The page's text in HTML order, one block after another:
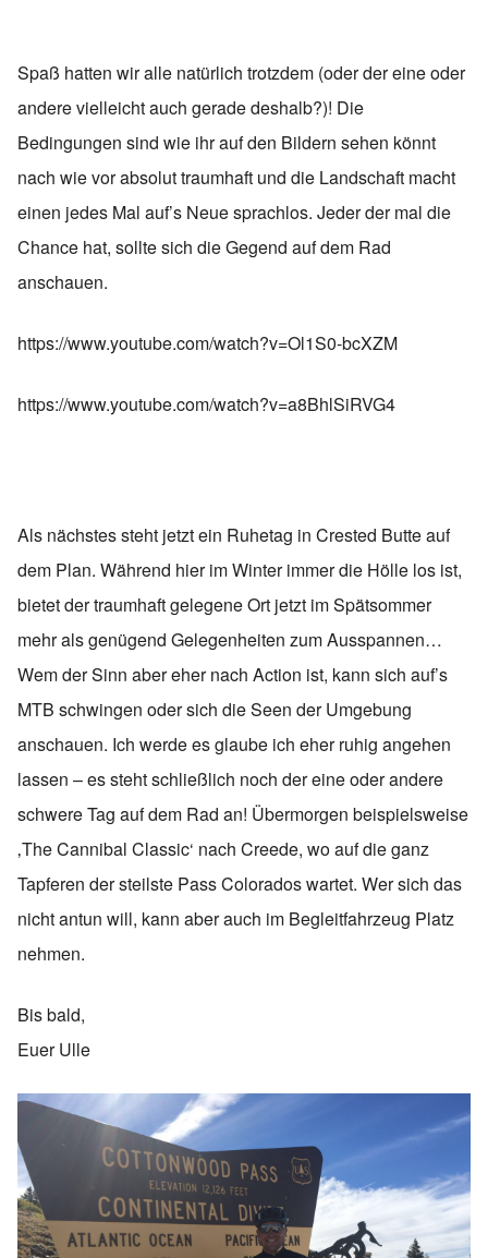
Spaß hatten wir alle natürlich trotzdem (oder der eine oder
andere vielleicht auch gerade deshalb?)! Die
Bedingungen sind wie ihr auf den Bildern sehen könnt
nach wie vor absolut traumhaft und die Landschaft macht
einen jedes Mal auf’s Neue sprachlos. Jeder der mal die
Chance hat, sollte sich die Gegend auf dem Rad
anschauen.
https://www.youtube.com/watch?v=Ol1S0-bcXZM
https://www.youtube.com/watch?v=a8BhlSiRVG4
Als nächstes steht jetzt ein Ruhetag in Crested Butte auf
dem Plan. Während hier im Winter immer die Hölle los ist,
bietet der traumhaft gelegene Ort jetzt im Spätsommer
mehr als genügend Gelegenheiten zum Ausspannen…
Wem der Sinn aber eher nach Action ist, kann sich auf’s
MTB schwingen oder sich die Seen der Umgebung
anschauen. Ich werde es glaube ich eher ruhig angehen
lassen – es steht schließlich noch der eine oder andere
schwere Tag auf dem Rad an! Übermorgen beispielsweise
‚The Cannibal Classic‘ nach Creede, wo auf die ganz
Tapferen der steilste Pass Colorados wartet. Wer sich das
nicht antun will, kann aber auch im Begleitfahrzeug Platz
nehmen.
Bis bald,
Euer Ulle